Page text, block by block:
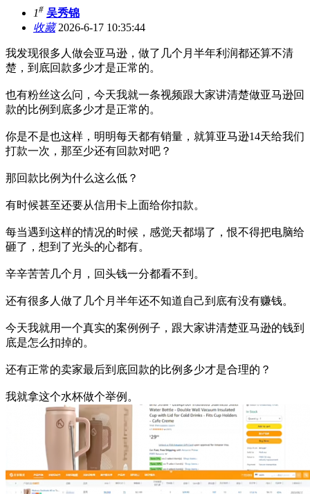
1# 吴秀锦
收藏2026-6-17 10:35:44
我发现很多人做会亚马逊，做了几个月半年利润都还算不清
楚，到底回款多少才是正常的。
也有粉丝这么问，今天我就一条视频跟大家讲清楚做亚马逊回
款的比例到底多少才是正常的。
你是不是也这样，明明每天都有销量，就算亚马逊14天给我们
打款一次，那至少还有回款对吧？
那回款比例为什么这么低？
有时候甚至还要从信用卡上面给你扣款。
每当遇到这样的情况的时候，感觉天都塌了，恨不得把电脑给
砸了，想到了光头的心都有。
辛辛苦苦几个月，回头钱一分都看不到。
还有很多人做了几个月半年还不知道自己到底有没有赚钱。
今天我就用一个真实的案例例子，跟大家讲清楚亚马逊的钱到
底是怎么扣掉的。
还有正常的卖家最后到底回款的比例多少才是合理的？
我就拿这个水杯做个举例。